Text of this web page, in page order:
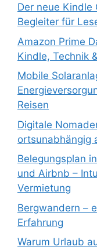
Der neue
Begleiter für
Amazon Prime
Kindle, Technik
Mobile
Reisen
Digitale
ortsunabhängig
Belegungsplan
und Airbnb –
Vermietung
Bergwandern –
Erfahrung
Warum Urlaub